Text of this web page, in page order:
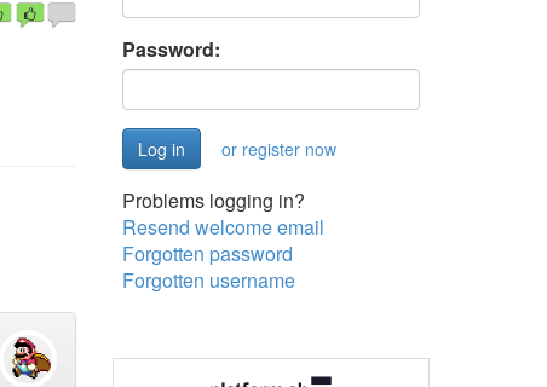
Password:
or register now
Problems logging in?
Resend welcome email
Forgotten password
Forgotten username